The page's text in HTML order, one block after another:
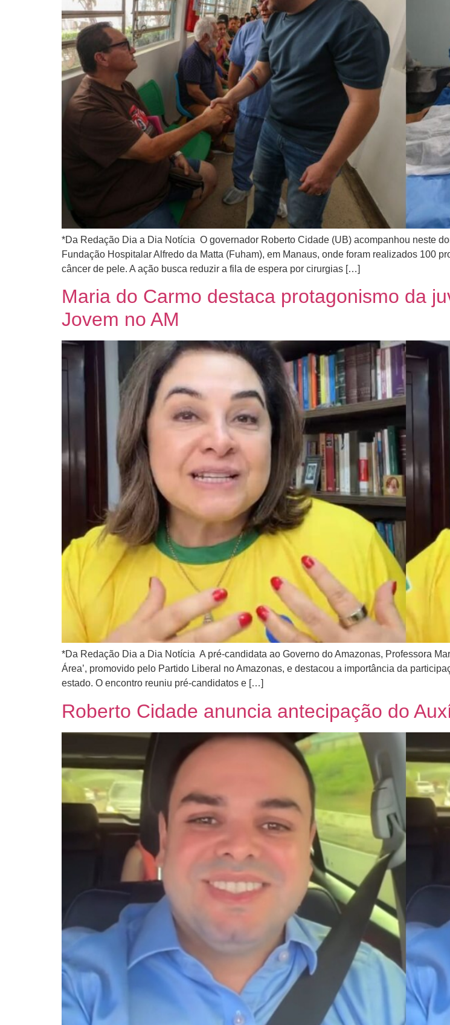
*Da Redação Dia a Dia Notícia O governador Roberto Cidade (UB) acompanhou neste
Fundação Hospitalar Alfredo da Matta (Fuham), em Manaus, onde foram realizados 100
câncer de pele. A ação busca reduzir a fila de espera por cirurgias […]
Maria do Carmo destaca protagonismo da
Jovem no AM
*Da Redação Dia a Dia Notícia A pré-candidata ao Governo do Amazonas, Professora
Área’, promovido pelo Partido Liberal no Amazonas, e destacou a importância da
estado. O encontro reuniu pré-candidatos e […]
Roberto Cidade anuncia antecipação do